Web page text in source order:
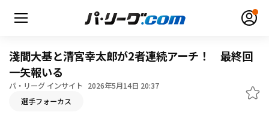
淺間大基と清宮幸太郎が2者連続アーチ！ 最終回
一矢報いる
パ・リーグ インサイト 2026年5月14日 20:37
選手フォーカス